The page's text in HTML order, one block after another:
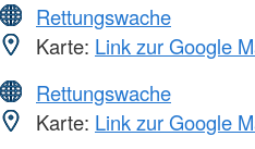
Rettungswache
Karte: Link zur Google
Rettungswache
Karte: Link zur Google